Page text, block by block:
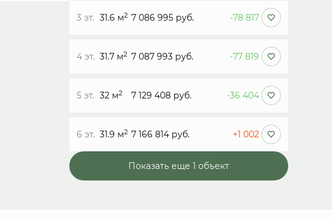
3 эт. 31.6 м2 7 086 995 руб. -78 817
4 эт. 31.7 м2 7 087 993 руб. -77 819
5 эт. 32 м2 7 129 408 руб. -36 404
6 эт. 31.9 м2 7 166 814 руб. +1 002
Показать еще 1 объект